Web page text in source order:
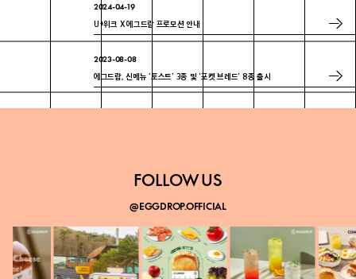
2024-04-19
U+위크 X 에그드랍 프로모션 안내
2023-08-08
에그드랍, 신메뉴 ‘토스트’ 3종 및 ‘포켓 브레드’ 8종 출시
2023-07-18
FOLLOW US
@EGGDROP.OFFICIAL